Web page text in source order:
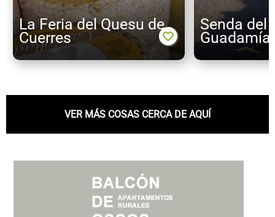
La Feria del Quesu de
Cuerres
Senda del
Guadamía
VER MÁS COSAS CERCA DE AQUÍ